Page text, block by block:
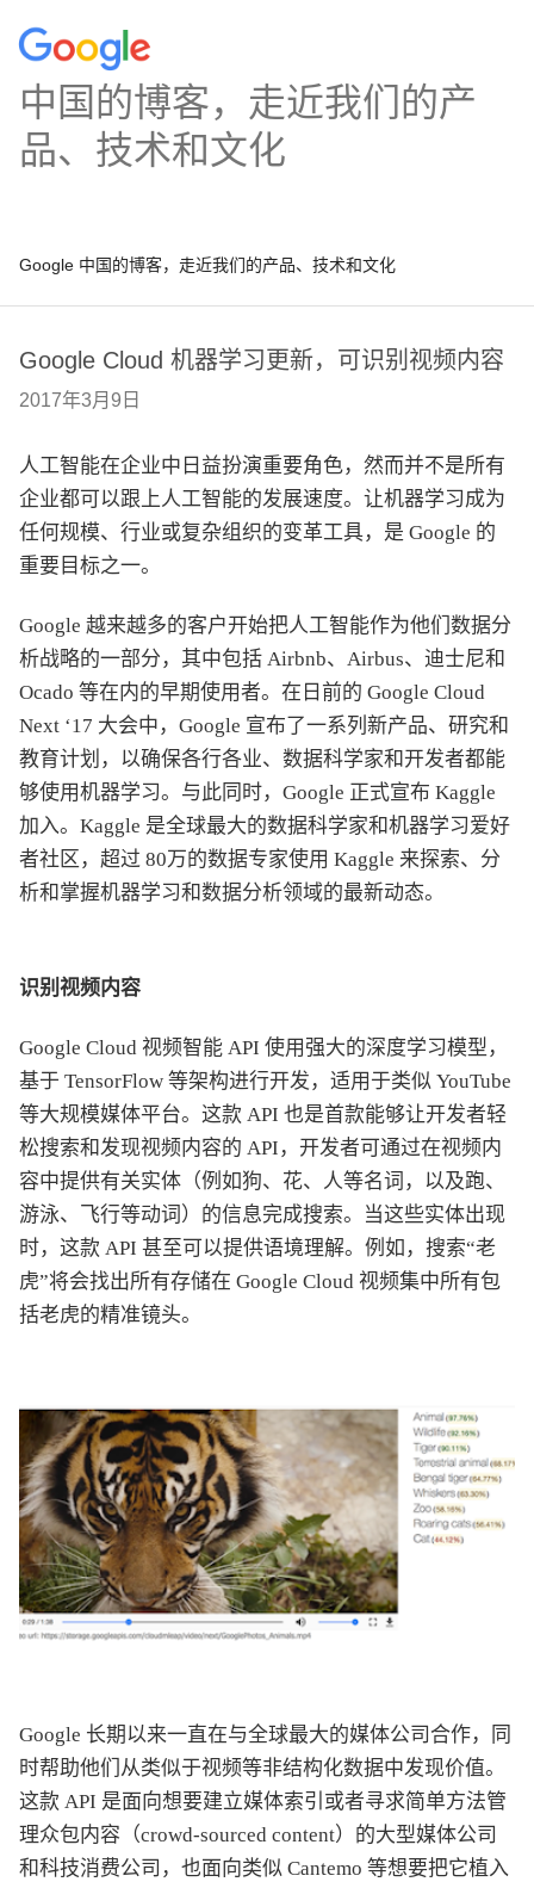
中国的博客，走近我们的产
品、技术和文化
Google 中国的博客，走近我们的产品、技术和文化
Google Cloud 机器学习更新，可识别视频内容
2017年3月9日
人工智能在企业中日益扮演重要角色，然而并不是所有
企业都可以跟上人工智能的发展速度。让机器学习成为
任何规模、行业或复杂组织的变革工具，是 Google 的
重要目标之一。
Google 越来越多的客户开始把人工智能作为他们数据分
析战略的一部分，其中包括 Airbnb、Airbus、迪士尼和
Ocado 等在内的早期使用者。在日前的 Google Cloud
Next ‘17 大会中，Google 宣布了一系列新产品、研究和
教育计划，以确保各行各业、数据科学家和开发者都能
够使用机器学习。与此同时，Google 正式宣布 Kaggle
加入。Kaggle 是全球最大的数据科学家和机器学习爱好
者社区，超过 80万的数据专家使用 Kaggle 来探索、分
析和掌握机器学习和数据分析领域的最新动态。
识别视频内容
Google Cloud 视频智能 API 使用强大的深度学习模型，
基于 TensorFlow 等架构进行开发，适用于类似 YouTube
等大规模媒体平台。这款 API 也是首款能够让开发者轻
松搜索和发现视频内容的 API，开发者可通过在视频内
容中提供有关实体（例如狗、花、人等名词，以及跑、
游泳、飞行等动词）的信息完成搜索。当这些实体出现
时，这款 API 甚至可以提供语境理解。例如，搜索“老
虎”将会找出所有存储在 Google Cloud 视频集中所有包
括老虎的精准镜头。
Google 长期以来一直在与全球最大的媒体公司合作，同
时帮助他们从类似于视频等非结构化数据中发现价值。
这款 API 是面向想要建立媒体索引或者寻求简单方法管
理众包内容（crowd-sourced content）的大型媒体公司
和科技消费公司，也面向类似 Cantemo 等想要把它植入